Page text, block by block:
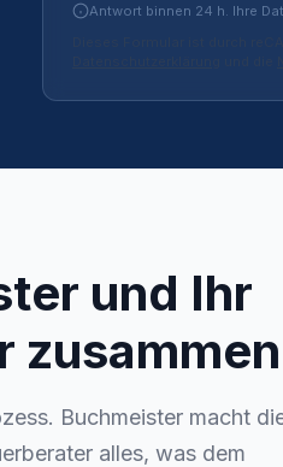
Antwort binnen 24 h. Ihre
und Ihr
zusammen
Buchmeister macht
alles, was dem